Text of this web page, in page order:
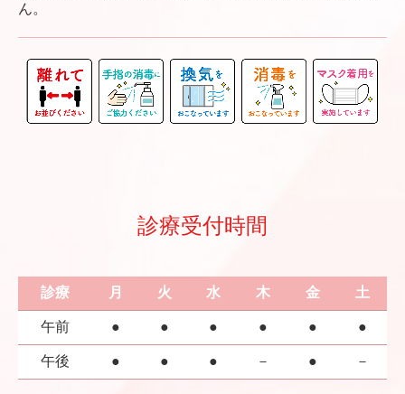
ん。
診療受付時間
診療 月 火 水 木 金 土
午前 ● ● ● ● ● ●
午後 ● ● ● － ● －